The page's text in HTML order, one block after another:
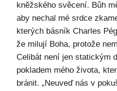
kněžského svěcení. Bůh
aby nechal mé srdce
kterých básník Charles
že milují Boha, protože
Celibát není jen statickým
pokladem mého života,
bránit. „Neuveď nás v